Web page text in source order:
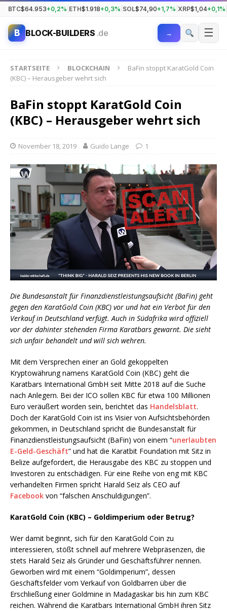
BTC$64.953+0,2% ETH$1.918+0,3% SOL$74,90+1,7% XRP$1,04+0,1%
B BLOCK-BUILDERS .de → ☰
STARTSEITE BLOCKCHAIN
BaFin stoppt KaratGold Coin
(KBC) – Herausgeber wehrt sich
BaFin stoppt KaratGold Coin
(KBC) – Herausgeber wehrt sich
November 18, 2019 Guido Lange 1
Die Bundesanstalt für Finanzdienstleistungsaufsicht (BaFin) geht
gegen den KaratGold Coin (KBC) vor und hat ein Verbot für den
Verkauf in Deutschland verfügt. Auch in Südafrika wird offiziell
vor der dahinter stehenden Firma Karatbars gewarnt. Die sieht
sich unfair behandelt und will sich wehren.
Mit dem Versprechen einer an Gold gekoppelten
Kryptowährung namens KaratGold Coin (KBC) geht die
Karatbars International GmbH seit Mitte 2018 auf die Suche
nach Anlegern. Bei der ICO sollen KBC für etwa 100 Millionen
Euro veräußert worden sein, berichtet das Handelsblatt.
Doch der KaratGold Coin ist ins Visier von Aufsichtsbehörden
gekommen, in Deutschland spricht die Bundesanstalt für
Finanzdienstleistungsaufsicht (BaFin) von einem “unerlaubten
E-Geld-Geschäft” und hat die Karatbit Foundation mit Sitz in
Belize aufgefordert, die Herausgabe des KBC zu stoppen und
Investoren zu entschädigen. Für eine Reihe von eng mit KBC
verhandelten Firmen spricht Harald Seiz als CEO auf
Facebook von “falschen Anschuldigungen”.
KaratGold Coin (KBC) – Goldimperium oder Betrug?
Wer damit beginnt, sich für den KaratGold Coin zu
interessieren, stößt schnell auf mehrere Webpräsenzen, die
stets Harald Seiz als Gründer und Geschäftsführer nennen.
Geworben wird mit einem “Goldimperium”, dessen
Geschäftsfelder vom Verkauf von Goldbarren über die
Erschließung einer Goldmine in Madagaskar bis hin zum KBC
reichen. Während die Karatbars International GmbH ihren Sitz